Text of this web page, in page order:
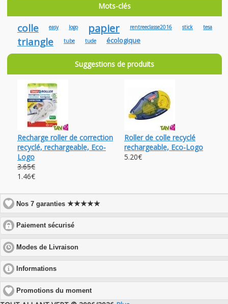
Mots-clés
colle easy logo papier rentreeclasse2016 stick tesa
triangle tube tude écologique
Suggestions de produits
Recharge roller de correction
recyclé, rechargeable, Eco-
Logo
3.65€
1.46€
Roller de colle recyclé
rechargeable, Eco-Logo
5.20€
Nos 7 garanties★★★★★
Paiement sécurisé
to
expand
Modes de Livraison
to
contents
Informations
to
expand
Promotions du moment